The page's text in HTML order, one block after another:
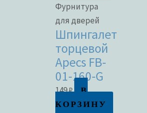
Фурнитура
для дверей
Шпингалет
торцевой
Apecs FB-
01-160-G
149₽
В
КОРЗИНУ